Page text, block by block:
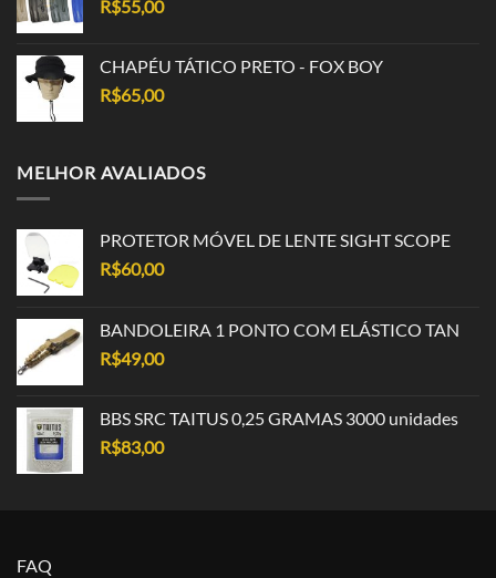
R$55,00
CHAPÉU TÁTICO PRETO - FOX BOY
R$65,00
MELHOR AVALIADOS
PROTETOR MÓVEL DE LENTE SIGHT SCOPE
R$60,00
BANDOLEIRA 1 PONTO COM ELÁSTICO TAN
R$49,00
BBS SRC TAITUS 0,25 GRAMAS 3000 unidades
R$83,00
FAQ